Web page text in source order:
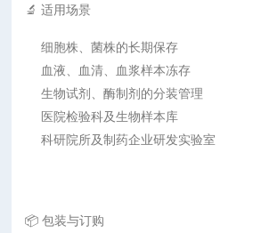
🔬 适用场景
细胞株、菌株的长期保存
血液、血清、血浆样本冻存
生物试剂、酶制剂的分装管理
医院检验科及生物样本库
科研院所及制药企业研发实验室
📦 包装与订购